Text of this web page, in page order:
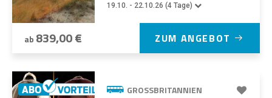
19.10. - 22.10.26 (4 Tage)
ab 839,00 € ZUM ANGEBOT
GROSSBRITANNIEN